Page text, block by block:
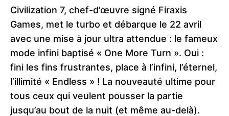
Civilization 7, chef-d’œuvre signé Firaxis
Games, met le turbo et débarque le 22 avril
avec une mise à jour ultra attendue : le fameux
mode infini baptisé « One More Turn ». Oui :
fini les fins frustrantes, place à l’infini, l’éternel,
l’illimité « Endless » ! La nouveauté ultime pour
tous ceux qui veulent pousser la partie
jusqu’au bout de la nuit (et même au-delà).